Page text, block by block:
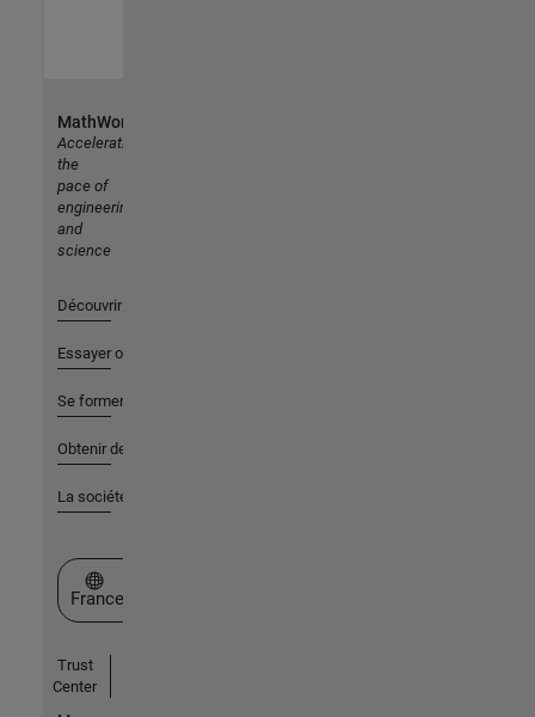
MathWorks
Accelerating
the
pace of
engineering
and
science
Découvrir les produits
Essayer ou acheter
Se former
Obtenir de l'aide
La société
Sélectionner un site web
France
Trust
Center